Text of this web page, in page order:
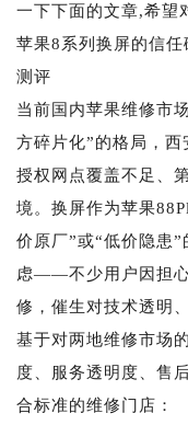
一下下面的文章,希望
苹果8系列换屏的信
测评
当前国内苹果维修市
方碎片化”的格局，
授权网点覆盖不足、
境。换屏作为苹果
价原厂”或“低价隐患
虑——不少用户因担心
修，催生对技术透明
基于对两地维修市场
度、服务透明度、售
合标准的维修门店：